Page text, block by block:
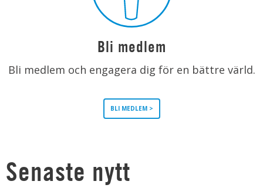
Bli medlem
Bli medlem och engagera dig för en bättre värld.
BLI MEDLEM >
Senaste nytt